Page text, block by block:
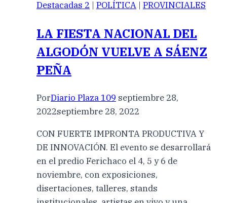
Destacadas 2 | POLÍTICA | PROVINCIALES
LA FIESTA NACIONAL DEL
ALGODÓN VUELVE A SÁENZ
PEÑA
PorDiario Plaza 109 septiembre 28,
2022septiembre 28, 2022
CON FUERTE IMPRONTA PRODUCTIVA Y
DE INNOVACIÓN. El evento se desarrollará
en el predio Ferichaco el 4, 5 y 6 de
noviembre, con exposiciones,
disertaciones, talleres, stands